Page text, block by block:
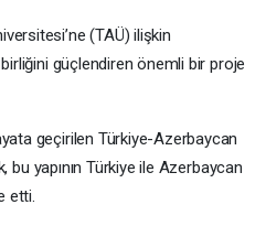
(TAÜ) ilişkin
güçlendiren önemli bir proje
geçirilen Türkiye-Azerbaycan
yapının Türkiye ile Azerbaycan
etti.